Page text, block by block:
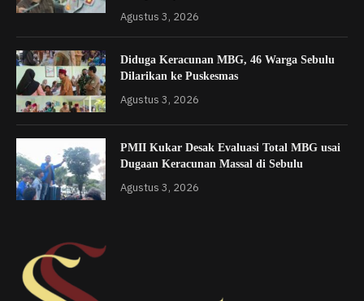
Agustus 3, 2026
Diduga Keracunan MBG, 46 Warga Sebulu
Dilarikan ke Puskesmas
Agustus 3, 2026
PMII Kukar Desak Evaluasi Total MBG usai
Dugaan Keracunan Massal di Sebulu
Agustus 3, 2026